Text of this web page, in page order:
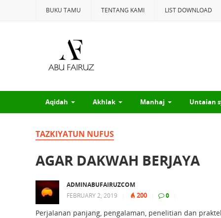
BUKU TAMU TENTANG KAMI LIST DOWNLOAD
Aqidah Akhlak Manhaj Untaian
TAZKIYATUN NUFUS
AGAR DAKWAH BERJAYA
ADMINABUFAIRUZCOM
FEBRUARY 2, 2019
200 0
Perjalanan panjang, pengalaman, penelitian dan